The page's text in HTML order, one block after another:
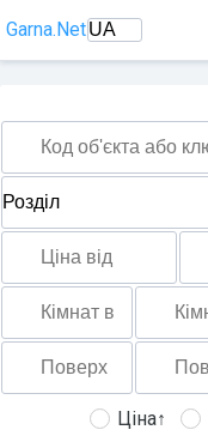
Garna.Net
Ціна↑